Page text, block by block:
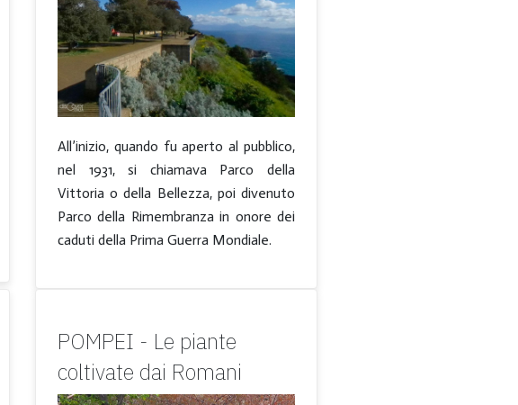
All’inizio, quando fu aperto al pubblico,
nel 1931, si chiamava Parco della
Vittoria o della Bellezza, poi divenuto
Parco della Rimembranza in onore dei
caduti della Prima Guerra Mondiale.
POMPEI - Le piante
coltivate dai Romani